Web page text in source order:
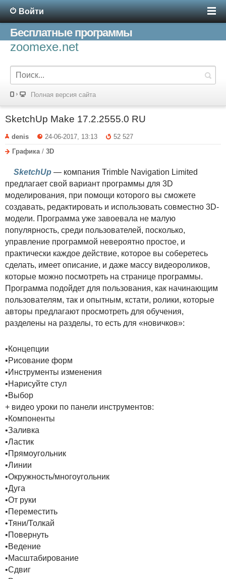
Войти
Бесплатные программы
zoomexe.net
Полная версия сайта
SketchUp Make 17.2.2555.0 RU
denis 24-06-2017, 13:13
52 527
Графика / 3D
SketchUp — компания Trimble Navigation Limited
предлагает свой вариант программы для 3D
моделирования, при помощи которого вы сможете
создавать, редактировать и использовать совместно 3D-
модели. Программа уже завоевала не малую
популярность, среди пользователей, посколько,
управление программой невероятно простое, и
практически каждое действие, которое вы соберетесь
сделать, имеет описание, и даже массу видеороликов,
которые можно посмотреть на странице программы.
Программа подойдет для пользования, как начинающим
пользователям, так и опытным, кстати, ролики, которые
авторы предлагают просмотреть для обучения,
разделены на разделы, то есть для «новичков»:
•Концепции
•Рисование форм
•Инструменты изменения
•Нарисуйте стул
•Выбор
+ видео уроки по панели инструментов:
•Компоненты
•Заливка
•Ластик
•Прямоугольник
•Линии
•Окружность/многоугольник
•Дуга
•От руки
•Переместить
•Тяни/Толкай
•Повернуть
•Ведение
•Масштабирование
•Сдвиг